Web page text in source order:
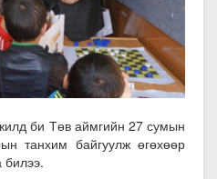
би Төв аймгийн 27 сумын
танхим байгуулж өгөхөөр
билээ.